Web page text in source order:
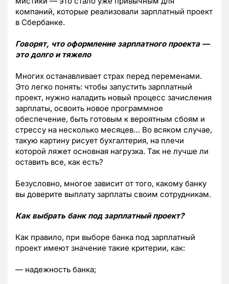
компаний, которые реализовали зарплатный проект
в Сбербанке.
Говорят, что оформление зарплатного проекта —
это долго и тяжело
Многих останавливает страх перед переменами.
Это легко понять: чтобы запустить зарплатный
проект, нужно наладить новый процесс зачисления
зарплаты, освоить новое программное
обеспечение, быть готовым к вероятным сбоям и
стрессу на несколько месяцев… Во всяком случае,
такую картину рисует бухгалтерия, на плечи
которой ляжет основная нагрузка. Так не лучше ли
оставить все, как есть?
Безусловно, многое зависит от того, какому банку
вы доверите выплату зарплаты своим сотрудникам.
Как выбрать банк под зарплатный проект?
Как правило, при выборе банка под зарплатный
проект имеют значение такие критерии, как:
— надежность банка;